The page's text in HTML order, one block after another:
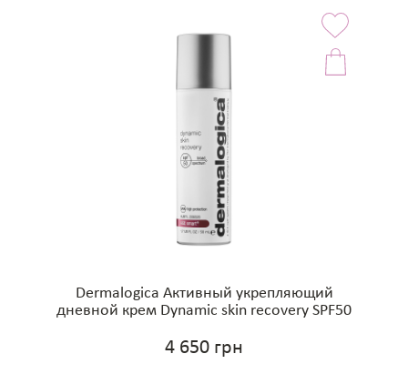
Dermalogica Активный укрепляющий
дневной крем Dynamic skin recovery SPF50
4 650 грн